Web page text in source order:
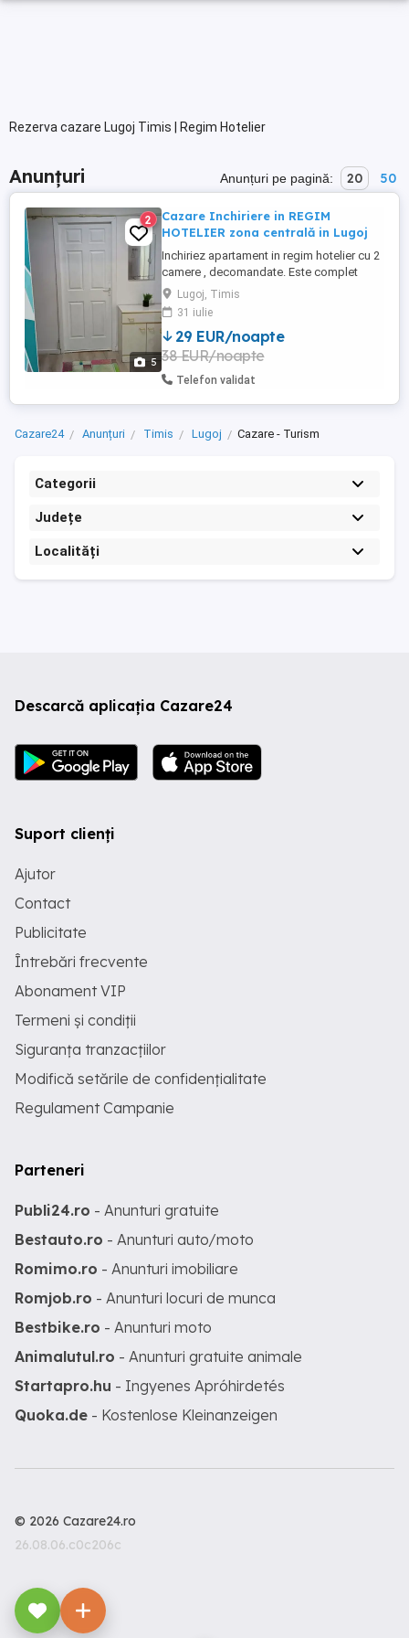
Rezerva cazare Lugoj Timis | Regim Hotelier
Anunțuri Anunțuri pe pagină: 20 50
5
2
Cazare Inchiriere in REGIM
HOTELIER zona centrală in Lugoj
Inchiriez apartament in regim hotelier cu 2
camere , decomandate. Este complet
mobilat și utilat. Se afla in zona
ultracentrala la 20 m de Universitatea
Draga. Are cablu TV și Wi-Fi, încălzirea se
face cu centrala pe gaz. Se închiriază la
maxim 6 persoane pe o perioada de
minim 3 nopti. PREȚUL ESTE ...
Lugoj, Timis
31 iulie
29 EUR/noapte
38 EUR/noapte
Telefon validat
Cazare24 Anunțuri Timis Lugoj Cazare - Turism
Categorii
Județe
Localități
Descarcă aplicația Cazare24
Suport clienți
Ajutor
Contact
Publicitate
Întrebări frecvente
Abonament VIP
Termeni și condiții
Siguranța tranzacțiilor
Modifică setările de confidențialitate
Regulament Campanie
Parteneri
Publi24.ro - Anunturi gratuite
Bestauto.ro - Anunturi auto/moto
Romimo.ro - Anunturi imobiliare
Romjob.ro - Anunturi locuri de munca
Bestbike.ro - Anunturi moto
Animalutul.ro - Anunturi gratuite animale
Startapro.hu - Ingyenes Apróhirdetés
Quoka.de - Kostenlose Kleinanzeigen
© 2026 Cazare24.ro
26.08.06.c0c206c